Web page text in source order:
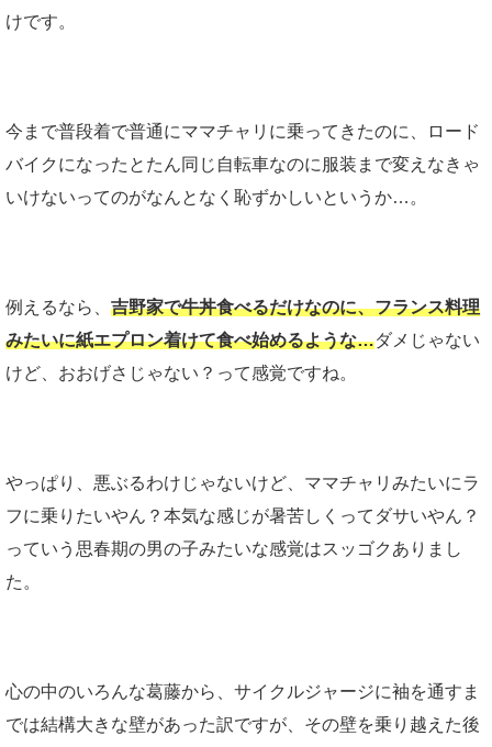
けです。
今まで普段着で普通にママチャリに乗ってきたのに、ロード
バイクになったとたん同じ自転車なのに服装まで変えなきゃ
いけないってのがなんとなく恥ずかしいというか…。
例えるなら、 吉野家で牛丼食べるだけなのに、フランス料理
みたいに紙エプロン着けて食べ始めるような…ダメじゃない
けど、おおげさじゃない？って感覚ですね。
やっぱり、悪ぶるわけじゃないけど、ママチャリみたいにラ
フに乗りたいやん？本気な感じが暑苦しくってダサいやん？
っていう思春期の男の子みたいな感覚はスッゴクありまし
た。
心の中のいろんな葛藤から、サイクルジャージに袖を通すま
では結構大きな壁があった訳ですが、その壁を乗り越えた後